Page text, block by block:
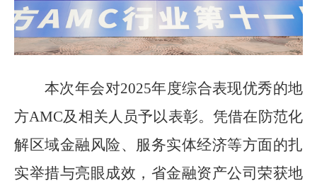
本次年会对2025年度综合表现优秀的地
方AMC及相关人员予以表彰。凭借在防范化
解区域金融风险、服务实体经济等方面的扎
实举措与亮眼成效，省金融资产公司荣获地